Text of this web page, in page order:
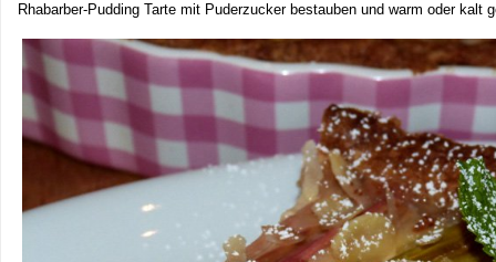
Rhabarber-Pudding Tarte mit Puderzucker bestauben und warm oder kalt